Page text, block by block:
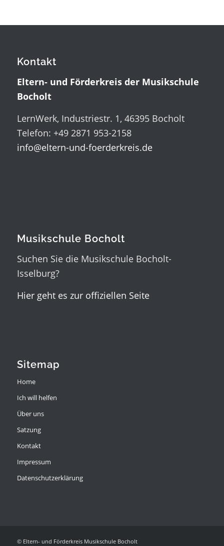
Kontakt
Eltern- und Förderkreis der Musikschule
Bocholt
LernWerk, Industriestr. 1, 46395 Bocholt
Telefon: +49 2871 953-2158
info@eltern-und-foerderkreis.de
Musikschule Bocholt
Suchen Sie die Musikschule Bocholt-
Isselburg?
Hier geht es zur offiziellen Seite
Sitemap
Home
Ich will helfen
Über uns
Satzung
Kontakt
Impressum
Datenschutzerklärung
© Eltern- und Förderkreis Musikschule Bocholt